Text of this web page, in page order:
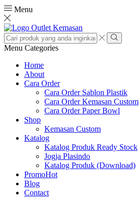
Menu
Search
input
Search
Menu Categories
Home
About
Cara Order
Cara Order Sablon Plastik
Cara Order Kemasan Custom
Cara Order Paper Bowl
Shop
Kemasan Custom
Katalog
Katalog Produk Ready Stock
Jogja Plasindo
Katalog Produk (Download)
PromoHot
Blog
Contact